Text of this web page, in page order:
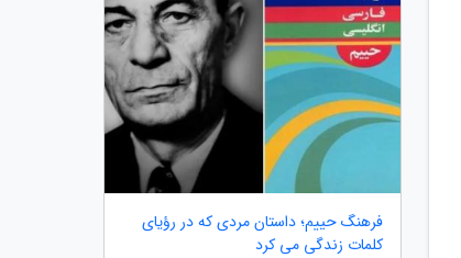
فرهنگ حییم؛ داستان مردی که در رؤیای
کلمات زندگی می کرد